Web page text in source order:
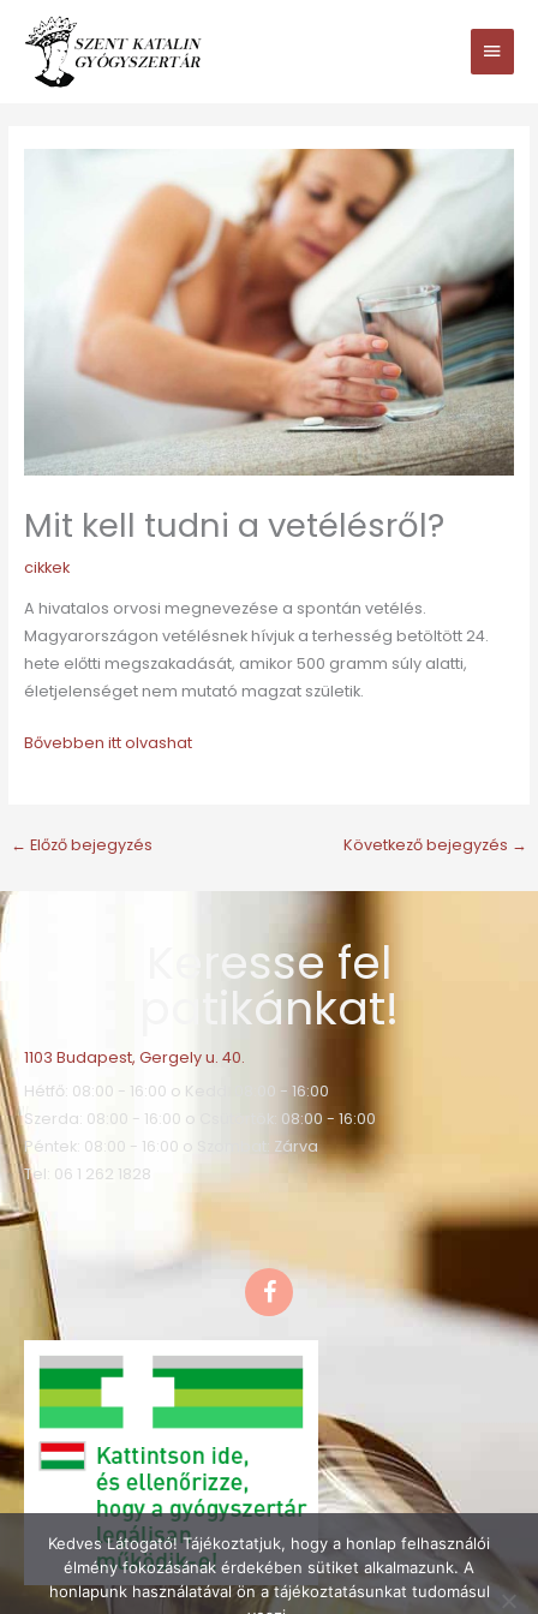
tartalomhoz
Main
Menu
Mit kell tudni a vetélésről?
cikkek
A hivatalos orvosi megnevezése a spontán vetélés.
Magyarországon vetélésnek hívjuk a terhesség betöltött 24.
hete előtti megszakadását, amikor 500 gramm súly alatti,
életjelenséget nem mutató magzat születik.
Bővebben itt olvashat
← Előző bejegyzés Következő bejegyzés →
Keresse fel
patikánkat!
1103 Budapest, Gergely u. 40.
Hétfő: 08:00 - 16:00 o Kedd: 08:00 - 16:00
Szerda: 08:00 - 16:00 o Csütörtök: 08:00 - 16:00
Péntek: 08:00 - 16:00 o Szombat: Zárva
Tel: 06 1 262 1828
a
c
e
b
o
o
k
Kedves Látogató! Tájékoztatjuk, hogy a honlap felhasználói
élmény fokozásának érdekében sütiket alkalmazunk. A
honlapunk használatával ön a tájékoztatásunkat tudomásul